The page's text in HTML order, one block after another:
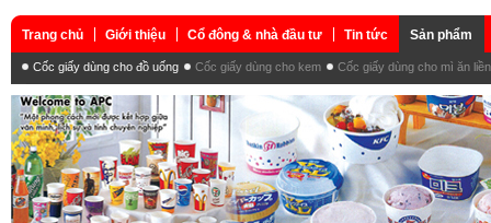
Trang chủ Giới thiệu Cổ đông & nhà đầu tư Tin tức Sản phẩm
Cốc giấy dùng cho đồ uống Cốc giấy dùng cho kem Cốc giấy dùng cho mì ăn liền